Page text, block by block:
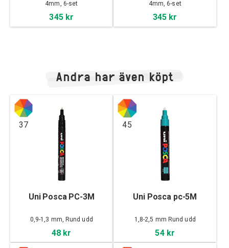
4mm, 6-set
345 kr
4mm, 6-set
345 kr
Andra har även köpt
37
Uni Posca PC-3M
0,9-1,3 mm, Rund udd
48 kr
45
Uni Posca pc-5M
1,8-2,5 mm Rund udd
54 kr